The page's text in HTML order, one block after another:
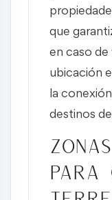
que
en caso de
ubicación
la
destinos
para